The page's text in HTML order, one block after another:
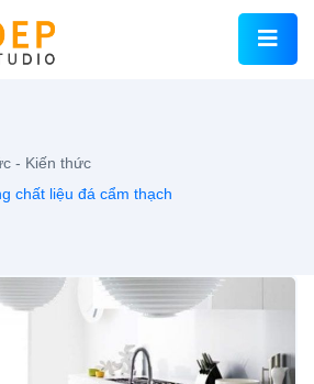
- Kiến thức
chất liệu đá cẩm thạch